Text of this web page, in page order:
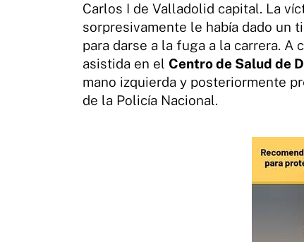
Carlos I de Valladolid capital. La
sorpresivamente le había dado un
para darse a la fuga a la carrera. A
asistida en el Centro de Salud de
mano izquierda y posteriormente
de la Policía Nacional.